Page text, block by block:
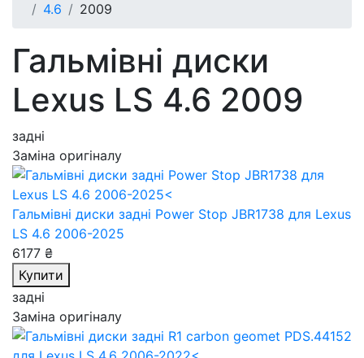
4.6
2009
Гальмівні диски
Lexus LS 4.6 2009
задні
Заміна оригіналу
Гальмівні диски задні Power Stop JBR1738 для Lexus
LS 4.6 2006-2025
6177 ₴
Купити
задні
Заміна оригіналу